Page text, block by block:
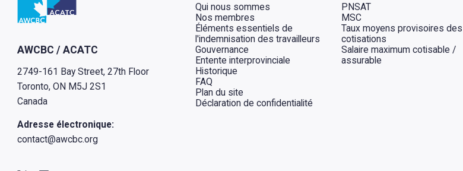
AWCBC / ACATC
2749-161 Bay Street, 27th Floor
Toronto, ON M5J 2S1
Canada
Adresse électronique:
contact@awcbc.org
Qui nous sommes
Nos membres
Éléments essentiels de
l'indemnisation des travailleurs
Gouvernance
Entente interprovinciale
Historique
FAQ
Plan du site
Déclaration de confidentialité
PNSAT
MSC
Taux moyens provisoires des
cotisations
Salaire maximum cotisable /
assurable